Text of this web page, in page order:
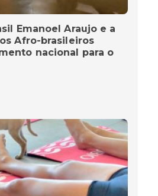
Emanoel Araujo e a
Afro-brasileiros
nacional para o